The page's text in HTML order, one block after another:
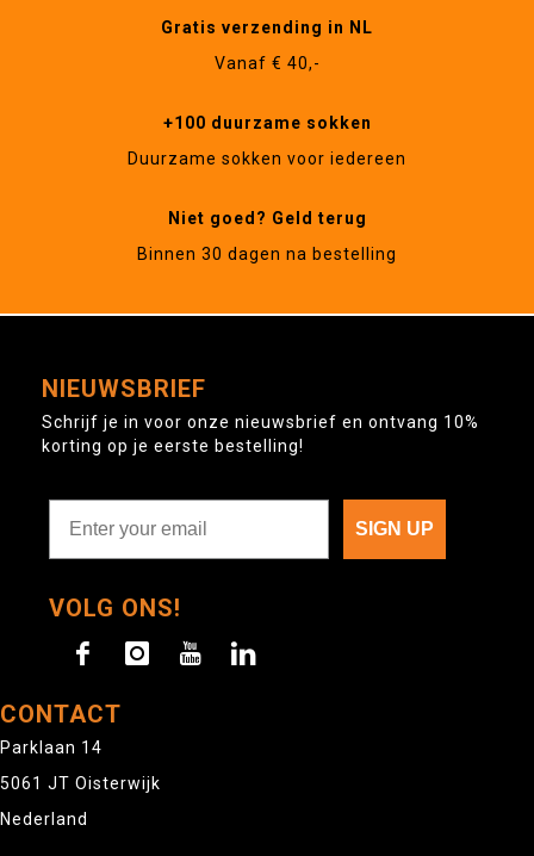
Gratis verzending in NL
Vanaf € 40,-
+100 duurzame sokken
Duurzame sokken voor iedereen
Niet goed? Geld terug
Binnen 30 dagen na bestelling
NIEUWSBRIEF
Schrijf je in voor onze nieuwsbrief en ontvang 10%
korting op je eerste bestelling!
SIGN UP
VOLG ONS!
CONTACT
Parklaan 14
5061 JT Oisterwijk
Nederland